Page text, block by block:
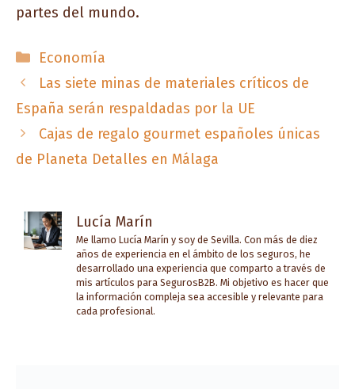
partes del mundo.
Categorías
Economía
Las siete minas de materiales críticos de
España serán respaldadas por la UE
Cajas de regalo gourmet españoles únicas
de Planeta Detalles en Málaga
Lucía Marín
Me llamo Lucía Marín y soy de Sevilla. Con más de diez
años de experiencia en el ámbito de los seguros, he
desarrollado una experiencia que comparto a través de
mis artículos para SegurosB2B. Mi objetivo es hacer que
la información compleja sea accesible y relevante para
cada profesional.